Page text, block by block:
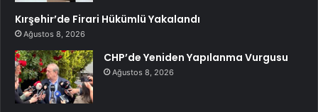
Kırşehir’de Firari Hükümlü Yakalandı
Ağustos 8, 2026
CHP’de Yeniden Yapılanma Vurgusu
Ağustos 8, 2026